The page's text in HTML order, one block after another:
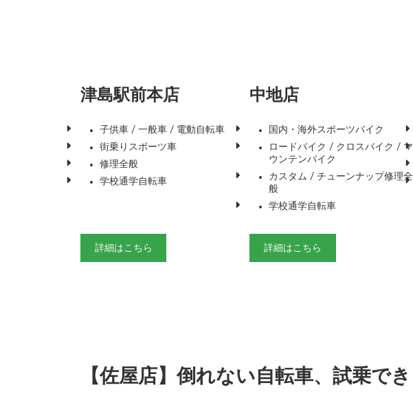
津島駅前本店
子供車 / 一般車 / 電動自転車
街乗りスポーツ車
修理全般
学校通学自転車
詳細はこちら
中地店
国内・海外スポーツバイク
ロードバイク / クロスバイク / マ
ウンテンバイク
カスタム / チューンナップ修理全
般
学校通学自転車
詳細はこちら
【佐屋店】倒れない自転車、試乗で